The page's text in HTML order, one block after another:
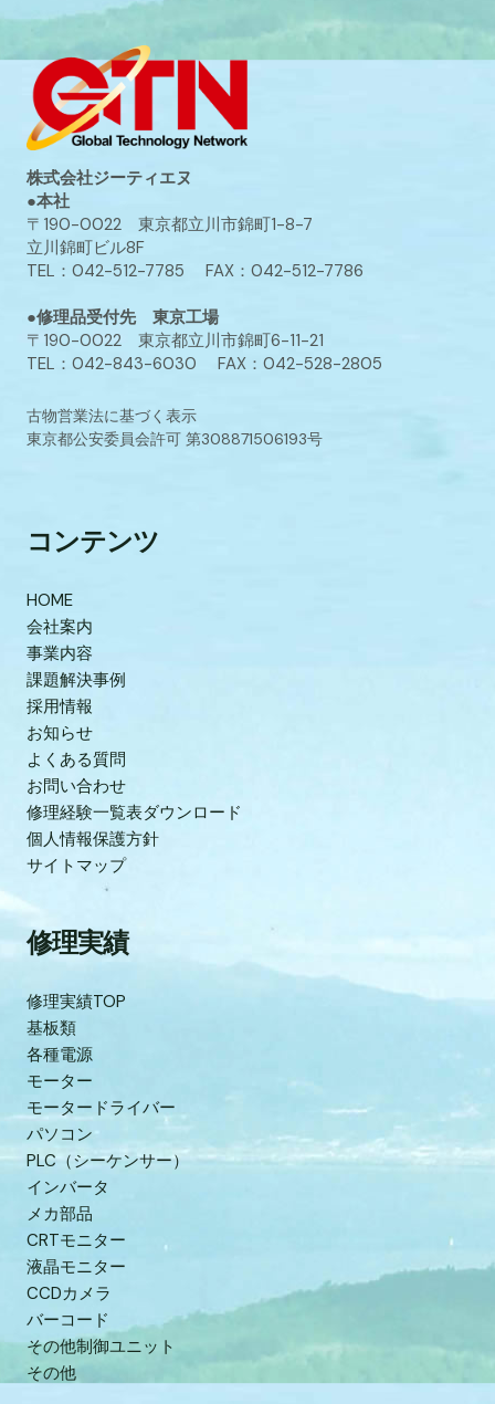
株式会社ジーティエヌ
●本社
〒190-0022 東京都立川市錦町1-8-7
立川錦町ビル8F
TEL：042-512-7785 FAX：042-512-7786
●修理品受付先 東京工場
〒190-0022 東京都立川市錦町6-11-21
TEL：042-843-6030 FAX：042-528-2805
古物営業法に基づく表示
東京都公安委員会許可 第308871506193号
コンテンツ
HOME
会社案内
事業内容
課題解決事例
採用情報
お知らせ
よくある質問
お問い合わせ
修理経験一覧表ダウンロード
個人情報保護方針
サイトマップ
修理実績
修理実績TOP
基板類
各種電源
モーター
モータードライバー
パソコン
PLC（シーケンサー）
インバータ
メカ部品
CRTモニター
液晶モニター
CCDカメラ
バーコード
その他制御ユニット
その他